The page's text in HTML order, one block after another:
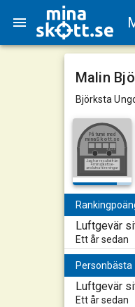
Malin
Björksta
minaSkott.se
På turné med
Jag har resultat från
4 minaSkott.se-
anslutna föreningar
Luftgevär
Ett år sedan
Personbästa
Luftgevär
Ett år sedan